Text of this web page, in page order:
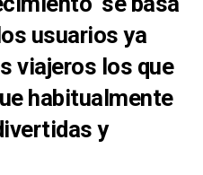
usuarios ya
viajeros los que
habitualmente
y